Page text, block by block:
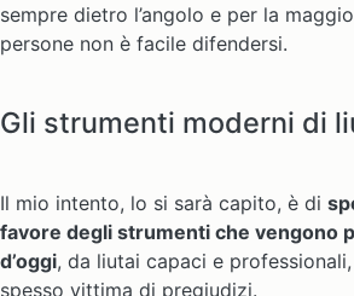
sempre dietro l’angolo e per la
persone non è facile difendersi.
Gli strumenti moderni di
Il mio intento, lo si sarà capito, è di
favore degli strumenti che vengono
d’oggi, da liutai capaci e
spesso vittima di pregiudizi.